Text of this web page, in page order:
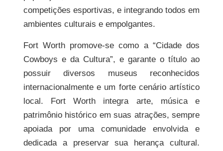
competições esportivas, e integrando todos em
ambientes culturais e empolgantes.
Fort Worth promove-se como a “Cidade dos
Cowboys e da Cultura”, e garante o título ao
possuir diversos museus reconhecidos
internacionalmente e um forte cenário artístico
local. Fort Worth integra arte, música e
patrimônio histórico em suas atrações, sempre
apoiada por uma comunidade envolvida e
dedicada a preservar sua herança cultural.